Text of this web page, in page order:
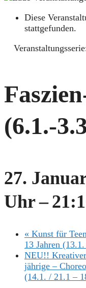
Diese
stattgefunden.
(6.1.-
27.
Uhr–
« Kunst für
13 Jahren
NEU!!
jährige –
(14.1. / 21.1 –